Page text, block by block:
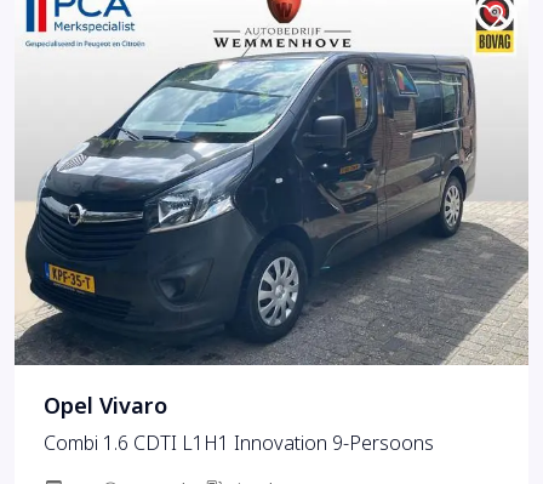
Opel Vivaro
Combi 1.6 CDTI L1H1 Innovation 9-Persoons